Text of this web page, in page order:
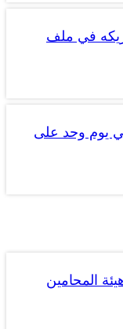
في ملف
يوم وحد على
المحامين